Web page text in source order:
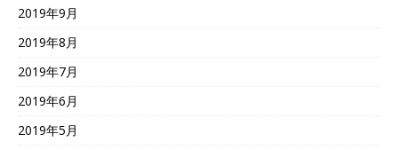
2019年9月
2019年8月
2019年7月
2019年6月
2019年5月